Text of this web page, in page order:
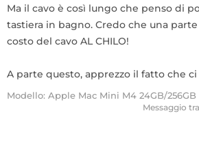
Ma il cavo è così lungo che penso di
tastiera in bagno. Credo che una
costo del cavo AL CHILO!
A parte questo, apprezzo il fatto che
Modello: Apple Mac Mini M4 24GB/256GB
Messaggio